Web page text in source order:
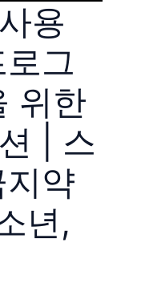
용
그
위한
| 스
약
년,